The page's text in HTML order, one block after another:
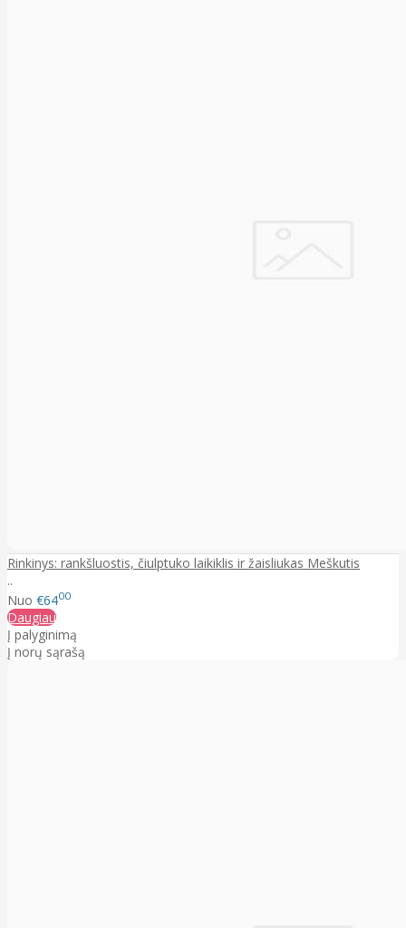
Rinkinys: rankšluostis, čiulptuko laikiklis ir žaisliukas Meškutis
..
Nuo €6400
Daugiau
Į palyginimą
Į norų sąrašą